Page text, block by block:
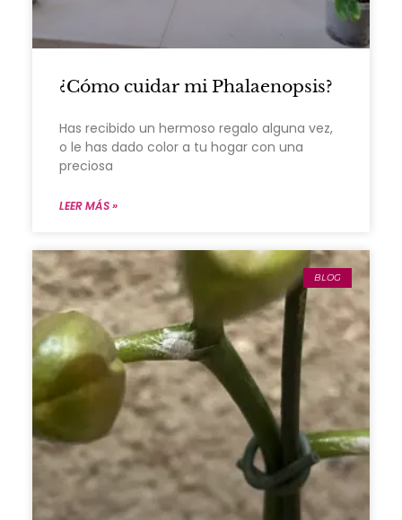
¿Cómo cuidar mi Phalaenopsis?
Has recibido un hermoso regalo alguna vez,
o le has dado color a tu hogar con una
preciosa
LEER MÁS »
BLOG